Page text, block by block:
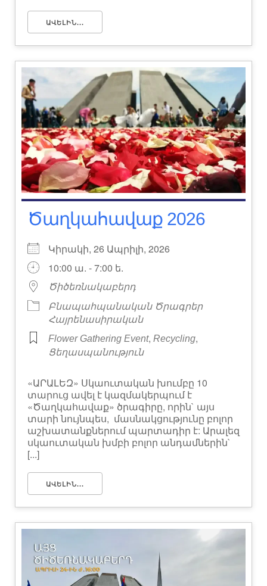
ԱՎԵԼԻՆ...
Ծաղկահավաք 2026
Կիրակի, 26 Ապրիլի, 2026
10:00 ա. - 7:00 ե.
Ծիծեռնակաբերդ
Բնապահպանական Ծրագրեր
Հայրենասիրական
Flower Gathering Event, Recycling,
Ցեղասպանություն
«ԱՐԱԼԵԶ» Սկաուտական խումբը 10
տարուց ավել է կազմակերպում է
«Ծաղկահավաք» ծրագիրը, որին` այս
տարի նույնպես, մասնակցությունը բոլոր
աշխատանքներում պարտադիր է: Արալեզ
սկաուտական խմբի բոլոր անդամներին`
[...]
ԱՎԵԼԻՆ...